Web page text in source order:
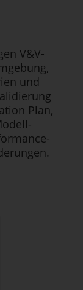
V&V-
und
Plan,